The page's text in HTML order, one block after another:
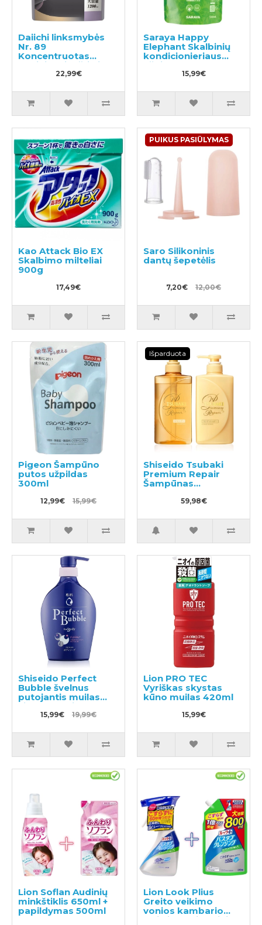
Daiichi linksmybės
Nr. 89
Koncentruotas
audinių minkštiklis,
užpildymui 1200ml
22,99€
Saraya Happy
Elephant Skalbinių
kondicionieriaus
užpildas 540ml
15,99€
Kao Attack Bio EX
Skalbimo milteliai
900g
17,49€
PUIKUS PASIŪLYMAS
Saro Silikoninis
dantų šepetėlis
7,20€ 12,00€
Pigeon Šampūno
putos užpildas
300ml
12,99€ 15,99€
Išparduota
Shiseido Tsubaki
Premium Repair
Šampūnas
kondicionierius
59,98€
Shiseido Perfect
Bubble švelnus
putojantis muilas
visam kūnui 500ml
15,99€ 19,99€
Lion PRO TEC
Vyriškas skystas
kūno muilas 420ml
15,99€
Lion Soflan Audinių
minkštiklis 650ml +
papildymas 500ml
Lion Look Plius
Greito veikimo
vonios kambario
valiklis su citrusiniu